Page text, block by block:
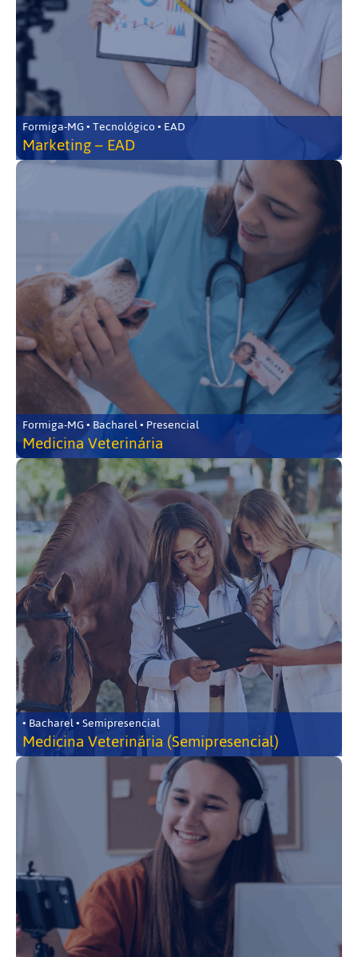
Formiga-MG • Tecnológico • EAD
Marketing – EAD
Formiga-MG • Bacharel • Presencial
Medicina Veterinária
• Bacharel • Semipresencial
Medicina Veterinária (Semipresencial)